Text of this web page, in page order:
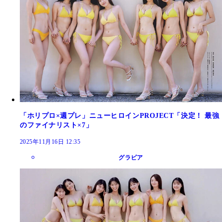
「ホリプロ×週プレ」ニューヒロインPROJECT「決定！ 最強
のファイナリスト×7」
2025年11月16日 12:35
グラビア